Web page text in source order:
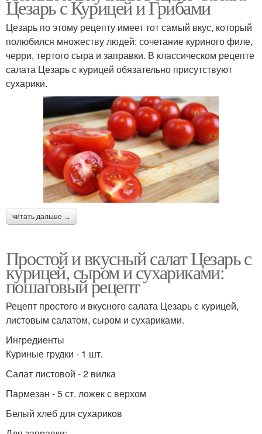
Цезарь с Курицей и Грибами
Цезарь по этому рецепту имеет тот самый вкус, который
полюбился множеству людей: сочетание куриного филе,
черри, тертого сыра и заправки. В классическом рецепте
салата Цезарь с курицей обязательно присутствуют
сухарики.
читать дальше →
Простой и вкусный салат Цезарь с
курицей, сыром и сухариками:
пошаговый рецепт
Рецепт простого и вкусного салата Цезарь с курицей,
листовым салатом, сыром и сухариками.
Ингредиенты
Куриные грудки - 1 шт.
Салат листовой - 2 вилка
Пармезан - 5 ст. ложек с верхом
Белый хлеб для сухариков